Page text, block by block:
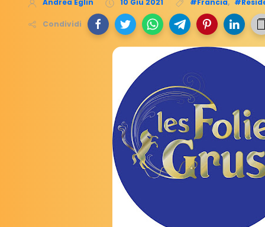
Andrea Eglin 10 Giu 2021 #Francia,
Condividi